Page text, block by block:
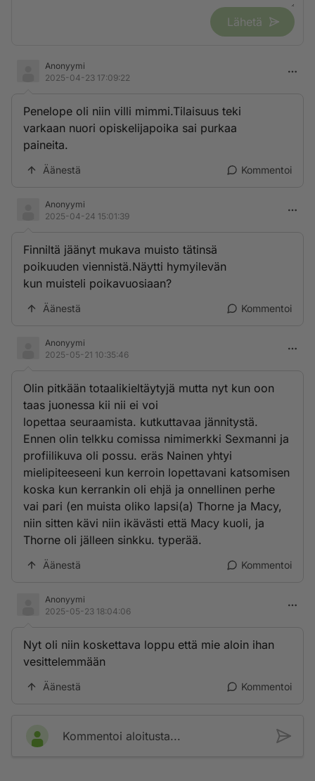
Lähetä
Anonyymi
2025-04-23 17:09:22
Penelope oli niin villi mimmi.Tilaisuus teki
varkaan nuori opiskelijapoika sai purkaa
paineita.
Äänestä Kommentoi
Anonyymi
2025-04-24 15:01:39
Finniltä jäänyt mukava muisto tätinsä
poikuuden viennistä.Näytti hymyilevän
kun muisteli poikavuosiaan?
Äänestä Kommentoi
Anonyymi
2025-05-21 10:35:46
Olin pitkään totaalikieltäytyjä mutta nyt kun oon
taas juonessa kii nii ei voi
lopettaa seuraamista. kutkuttavaa jännitystä.
Ennen olin telkku comissa nimimerkki Sexmanni ja
profiilikuva oli possu. eräs Nainen yhtyi
mielipiteeseeni kun kerroin lopettavani katsomisen
koska kun kerrankin oli ehjä ja onnellinen perhe
vai pari (en muista oliko lapsi(a) Thorne ja Macy,
niin sitten kävi niin ikävästi että Macy kuoli, ja
Thorne oli jälleen sinkku. typerää.
Äänestä Kommentoi
Anonyymi
2025-05-23 18:04:06
Nyt oli niin koskettava loppu että mie aloin ihan
vesittelemmään
Äänestä Kommentoi
Kommentoi aloitusta...